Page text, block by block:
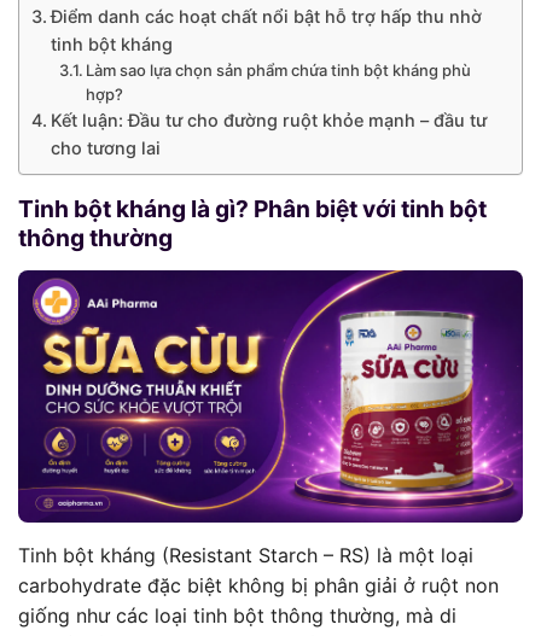
Điểm danh các hoạt chất nổi bật hỗ trợ hấp thu nhờ
tinh bột kháng
Làm sao lựa chọn sản phẩm chứa tinh bột kháng phù
hợp?
Kết luận: Đầu tư cho đường ruột khỏe mạnh – đầu tư
cho tương lai
Tinh bột kháng là gì? Phân biệt với tinh bột
thông thường
Tinh bột kháng (Resistant Starch – RS) là một loại
carbohydrate đặc biệt không bị phân giải ở ruột non
giống như các loại tinh bột thông thường, mà di